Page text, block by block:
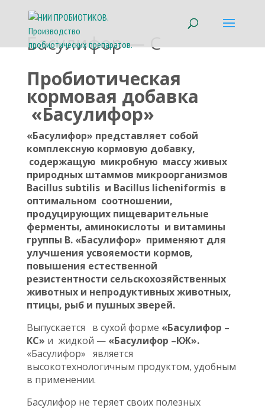
Басулифор — С
Пробиотическая
кормовая добавка
«Басулифор»
«Басулифор» представляет собой
комплексную кормовую добавку,
содержащую микробную массу живых
природных штаммов микроорганизмов
Bacillus subtilis и Bacillus licheniformis в
оптимальном соотношении,
продуцирующих пищеварительные
ферменты, аминокислоты и витамины
группы В. «Басулифор» применяют для
улучшения усвояемости кормов,
повышения естественной
резистентности сельскохозяйственных
животных и непродуктивных животных,
птицы, рыб и пушных зверей.
Выпускается
в сухой форме «Басулифор –
КС» и жидкой — «Басулифор –КЖ».
«Басулифор» является
высокотехнологичным продуктом, удобным
в применении.
Басулифор не теряет своих полезных